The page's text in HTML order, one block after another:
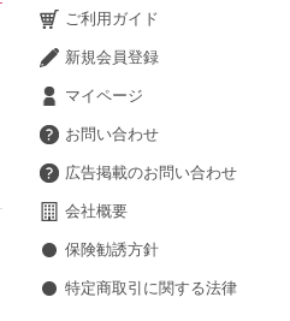
ご利用ガイド
新規会員登録
マイページ
お問い合わせ
広告掲載のお問い合わせ
会社概要
保険勧誘方針
特定商取引に関する法律